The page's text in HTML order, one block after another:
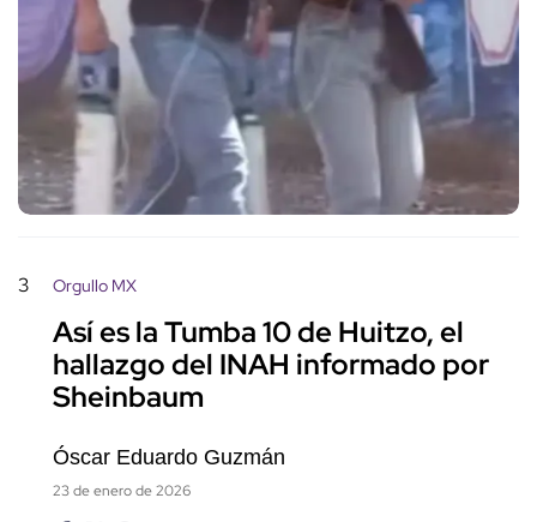
3 Orgullo MX
Así es la Tumba 10 de Huitzo, el
hallazgo del INAH informado por
Sheinbaum
Óscar Eduardo Guzmán
23 de enero de 2026